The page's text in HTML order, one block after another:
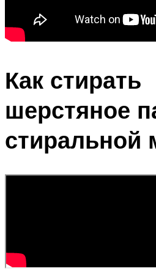
Как стирать
шерстяное
стиральной